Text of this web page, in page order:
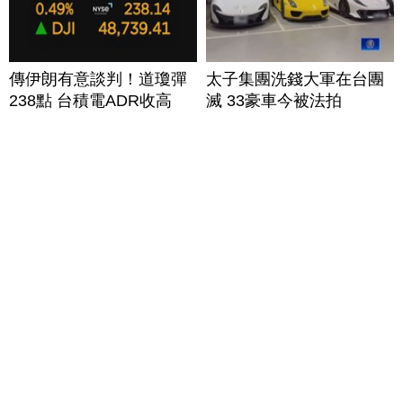
傳伊朗有意談判！道瓊彈
238點 台積電ADR收高
太子集團洗錢大軍在台團
滅 33豪車今被法拍